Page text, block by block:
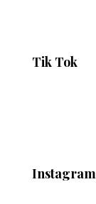
Tik Tok
Instagram